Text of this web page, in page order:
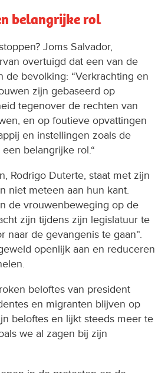
belangrijke rol
Joms Salvador,
overtuigd dat een van de
bevolking: “Verkrachting en
zijn gebaseerd op
tegenover de rechten van
en op foutieve opvattingen
en instellingen zoals de
belangrijke rol.“
Rodrigo Duterte, staat met zijn
niet meteen aan hun kant.
de vrouwenbeweging op de
zijn tijdens zijn legislatuur te
naar de gevangenis te gaan”.
openlijk aan en reduceren
beloftes van president
en migranten blijven op
beloftes en lijkt steeds meer te
we al zagen bij zijn